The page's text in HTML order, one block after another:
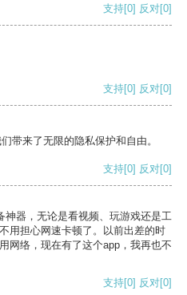
支持[0] 反对[0]
支持[0] 反对[0]
带来了无限的隐私保护和自由。
支持[0] 反对[0]
神器，无论是看视频、玩游戏还是工
用担心网速卡顿了。以前出差的时
网络，现在有了这个app，我再也不
支持[0] 反对[0]